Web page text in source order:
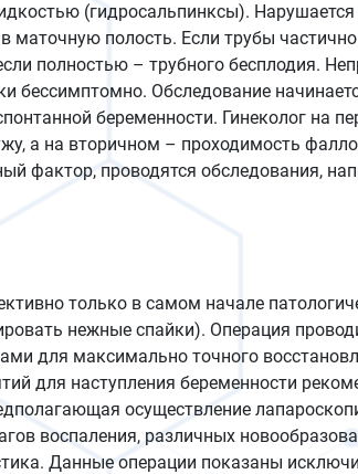
(гидросальпинксы).
маточную полость. Если трубы
полностью – трубного бесплодия.
бессимптомно. Обследование
беременности. Гинеколог на
а на вторичном – проходимость
фактор, проводятся обследования,
только в самом начале
нежные спайки). Операция
для максимально точного
для наступления беременности
осуществление
воспаления, различных
Данные операции показаны